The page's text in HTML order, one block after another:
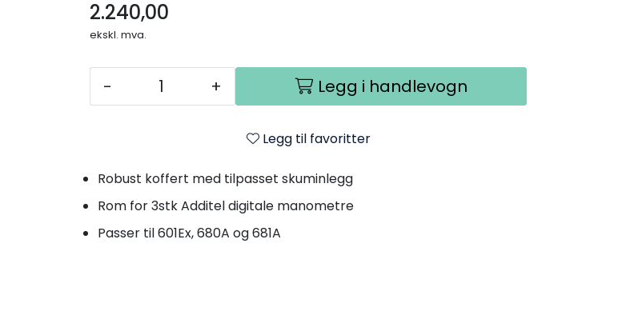
2.240,00
ekskl. mva.
- + Legg i handlevogn
Legg til favoritter
Robust koffert med tilpasset skuminlegg
Rom for 3stk Additel digitale manometre
Passer til 601Ex, 680A og 681A